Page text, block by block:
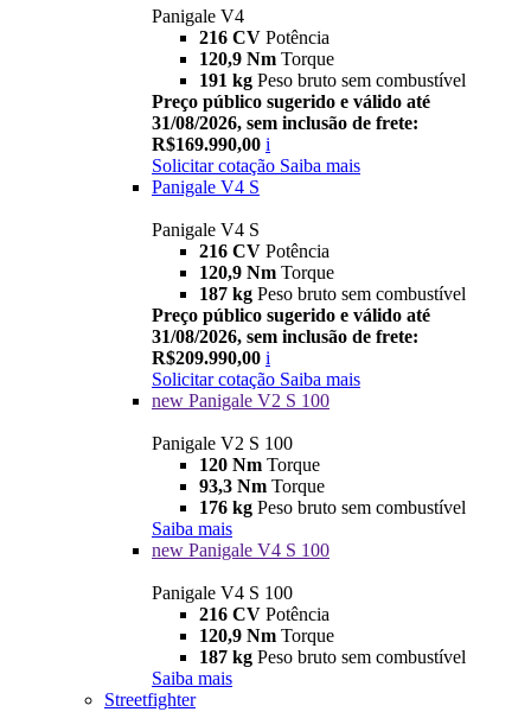
Panigale V4
216 CV Potência
120,9 Nm Torque
191 kg Peso bruto sem combustível
Preço público sugerido e válido até
31/08/2026, sem inclusão de frete:
R$169.990,00 i
Solicitar cotação Saiba mais
Panigale V4 S
Panigale V4 S
216 CV Potência
120,9 Nm Torque
187 kg Peso bruto sem combustível
Preço público sugerido e válido até
31/08/2026, sem inclusão de frete:
R$209.990,00 i
Solicitar cotação Saiba mais
new Panigale V2 S 100
Panigale V2 S 100
120 Nm Torque
93,3 Nm Torque
176 kg Peso bruto sem combustível
Saiba mais
new Panigale V4 S 100
Panigale V4 S 100
216 CV Potência
120,9 Nm Torque
187 kg Peso bruto sem combustível
Saiba mais
Streetfighter